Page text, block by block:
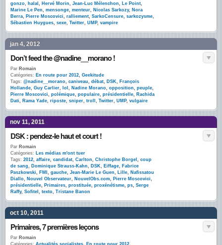
gonzo, halal , Hervé Morin, Jean-Luc Mélenchon, Le Point,
Marine Le Pen, mensonge, menteur, Nicolas Sarkozy, Nora
Berra, Pierre Moscovici, ralliement, SarkoCensure, sarkozysme,
Sébastien Huygues, sexe, Twitter, UMP, vampire
jan 4, 2012
Don’t feed the @nadine__morano !
Par Romain
Catégories: En route pour 2012, Geekitude
Tags: @nadine__morano, caniveau, débat, DSK, François
Hollande, Guy Carlier, lol , Nadine Morano, opposition, peuple,
Pierre Moscovici, polémique, populaire, présidentielle, Rachida
Dati, Rama Yade, riposte, sniper, troll , Twitter, UMP, vulgaire
nov 11, 2011
DSK : pendez-le haut et court !
Par Romain
Catégories: Les médias m'ont tuer
Tags: 2012, affaire, candidat, Carlton, Christophe Borgel , coup
de sang, Dominique Strauss-Kahn, DSK, Eiffage, Fabrice
Paszkowski, FMI , gauche, Jean-Marie Le Guen, Lille, Nafissatou
Diallo, Nouvel Observateur, NouvelObs.com, Pierre Moscovici,
présidentielle, Primaires, prostituée, proxénétisme, ps, Serge
Raffy, Sofitel , texto, Tristane Banon
oct 10, 2011
Primaires, 7 premières leçons
Par Romain
Catégories: Actualités socialistes, En route pour 2012,